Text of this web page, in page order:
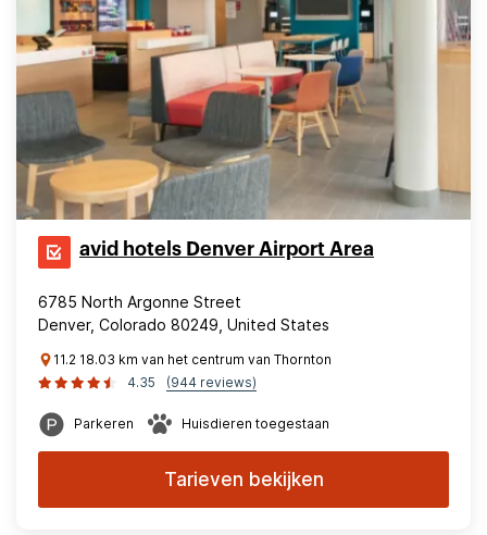
avid hotels Denver Airport Area
6785 North Argonne Street
Denver, Colorado 80249, United States
11.2 18.03 km van het centrum van Thornton
4.35
(944 reviews)
Parkeren Huisdieren toegestaan
Tarieven bekijken